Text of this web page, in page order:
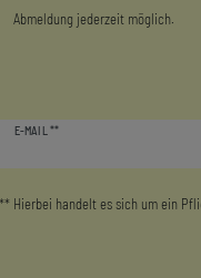
Abmeldung jederzeit möglich.
E-MAIL **
** Hierbei handelt es sich um ein